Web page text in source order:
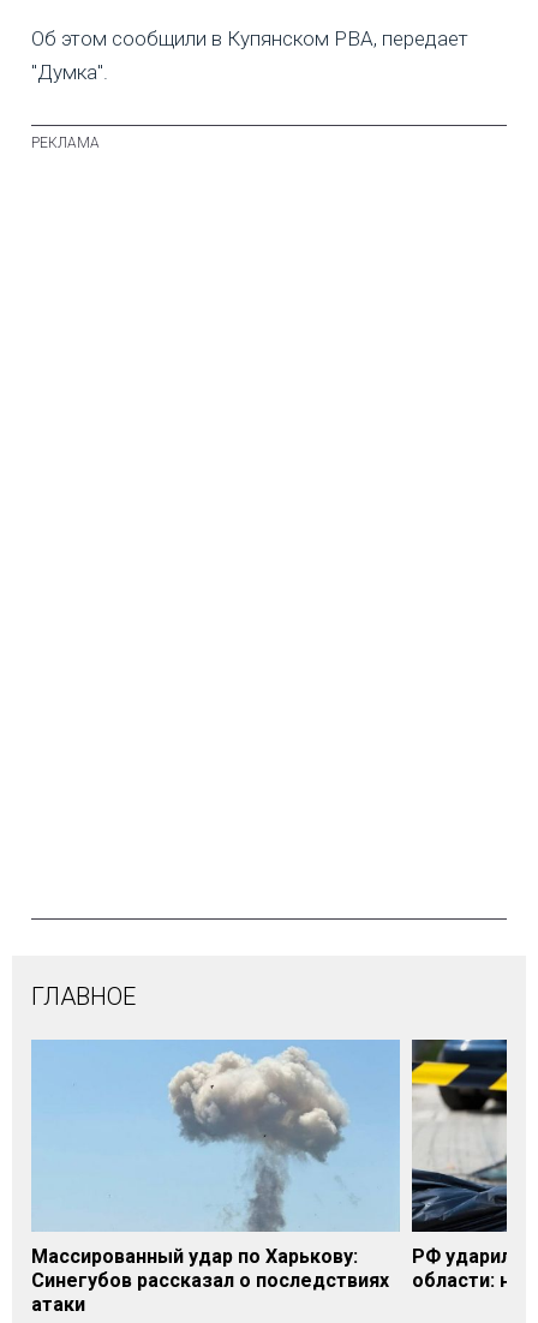
Об этом сообщили в Купянском РВА, передает
"Думка".
ГЛАВНОЕ
Массированный удар по Харькову:
Синегубов рассказал о последствиях
атаки
РФ ударила
области: на